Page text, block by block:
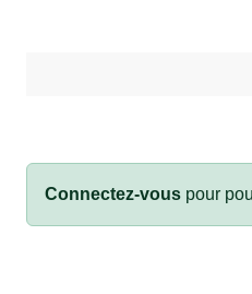
Connectez-vous pour